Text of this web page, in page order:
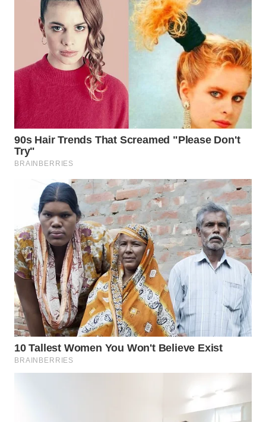
WN
BORNEO
Group
WAHANA
NEWS
WAHANA
WAHANA
ADVOKAT
WAHANA
INFRASTRUKTUR
WAHANA
KONSUMEN
WAHANA
LISTRIK
WAHANA
TRAVEL